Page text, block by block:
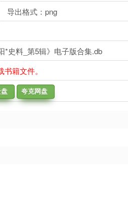
导出格式：png
*史料_第5辑》电子版合集.db
籍文件。
夸克网盘